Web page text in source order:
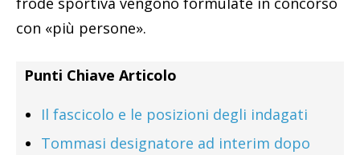
con «più persone».
Punti Chiave Articolo
Il fascicolo e le posizioni degli indagati
Tommasi designatore ad interim dopo